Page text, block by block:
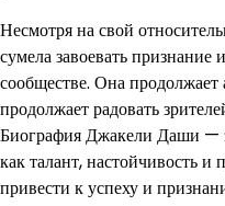
Несмотря на свой
сумела завоевать
сообществе. Она
продолжает радовать
Биография Джакели Даши —
как талант, настойчивость и
привести к успеху и